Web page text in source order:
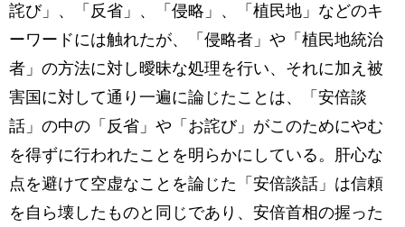
詫び」、「反省」、「侵略」、「植民地」などのキ
ーワードには触れたが、「侵略者」や「植民地統治
者」の方法に対し曖昧な処理を行い、それに加え被
害国に対して通り一遍に論じたことは、「安倍談
話」の中の「反省」や「お詫び」がこのためにやむ
を得ずに行われたことを明らかにしている。肝心な
点を避けて空虚なことを論じた「安倍談話」は信頼
を自ら壊したものと同じであり、安倍首相の握った